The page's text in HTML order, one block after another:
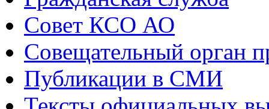
Совет КСО АО
Совещательный орган
Публикации в СМИ